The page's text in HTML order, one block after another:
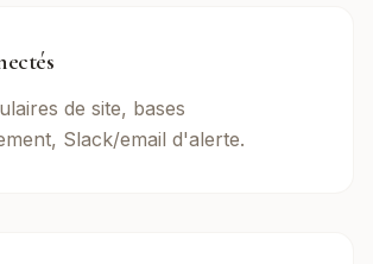
de site, bases
Slack/email d'alerte.